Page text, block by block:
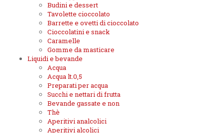
Budini e dessert
Tavolette cioccolato
Barrette e ovetti di cioccolato
Cioccolatini e snack
Caramelle
Gomme da masticare
Liquidi e bevande
Acqua
Acqua lt.0,5
Preparati per acqua
Succhi e nettari di frutta
Bevande gassate e non
Thè
Aperitivi analcolici
Aperitivi alcolici